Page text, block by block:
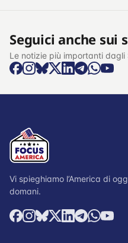
Seguici anche sui
Le notizie più importanti dagli
Vi spieghiamo l’America di
domani.